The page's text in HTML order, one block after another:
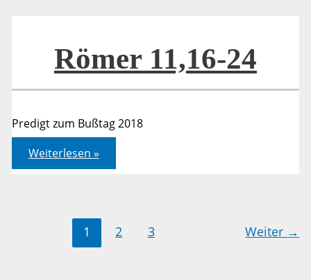
Römer 11,16-24
Predigt zum Bußtag 2018
Römer
11,16-
24
Weiterlesen »
1 2 3 Weiter →